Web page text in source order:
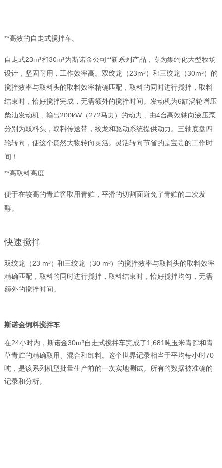
**高效的自走式搅拌车。
自走式23m³和30m³为斯诺金公司**新系列产品，专为集约化大型牧场
设计，坚固耐用，工作效率高。双绞龙（23m³）和三绞龙（30m³）的
搅拌效率与取料头的取料效率精确匹配，取料的同时进行搅拌，取料
结束时，恰好搅拌完成，无需额外的搅拌时间。发动机为6缸涡轮增压
柴油发动机，输出200kW（272马力）的动力，由4台高效轴向液压泵
分别为取料头，取料传送带，绞龙和驱动系统提供动力。三轴底盘四
轮转向，使这个庞然大物转向灵活。灵活转向节省的是宝贵的工作时
间！
**高取料高度
便于在较高的青贮窖取用青贮，平滑的切割面避免了青贮的二次发
酵。
快速搅拌
双绞龙（23 m³）和三绞龙（30 m³）的搅拌效率与取料头的取料效率
精确匹配，取料的同时进行搅拌，取料结束时，恰好搅拌均匀，无需
额外的搅拌时间。
斯诺金饲料搅拌车
在24小时内，斯诺金30m³自走式搅拌车完成了1,681吨玉米青贮和青
草青贮的精确取用、混合和卸料。这个世界记录相当于平均每小时70
吨，是该系列机型批量生产前的一次实地测试。所有的数据被准确的
记录和分析。